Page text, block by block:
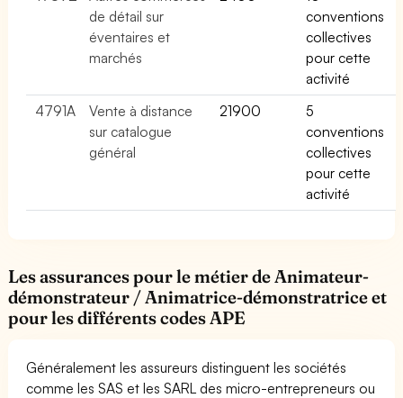
de détail sur
éventaires et
marchés
conventions
collectives
pour cette
activité
4791A
Vente à distance
sur catalogue
général
21900
5
conventions
collectives
pour cette
activité
Les assurances pour le métier de Animateur-
démonstrateur / Animatrice-démonstratrice et
pour les différents codes APE
Généralement les assureurs distinguent les sociétés
comme les SAS et les SARL des micro-entrepreneurs ou